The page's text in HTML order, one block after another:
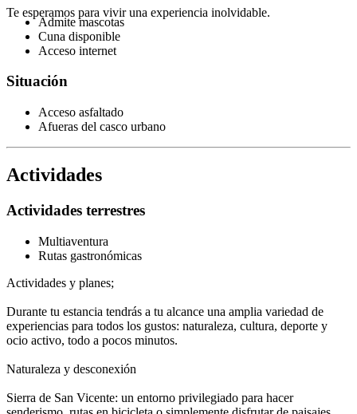
Te esperamos para vivir una experiencia inolvidable.
Admite mascotas
Cuna disponible
Acceso internet
Situación
Acceso asfaltado
Afueras del casco urbano
Actividades
Actividades terrestres
Multiaventura
Rutas gastronómicas
Actividades y planes;
Durante tu estancia tendrás a tu alcance una amplia variedad de
experiencias para todos los gustos: naturaleza, cultura, deporte y
ocio activo, todo a pocos minutos.
Naturaleza y desconexión
Sierra de San Vicente: un entorno privilegiado para hacer